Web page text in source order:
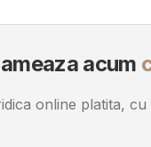
acum
online platita,